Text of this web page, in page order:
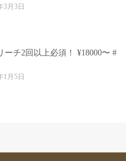
3月3日
ーチ2回以上必須！ ¥18000〜 #
1月5日